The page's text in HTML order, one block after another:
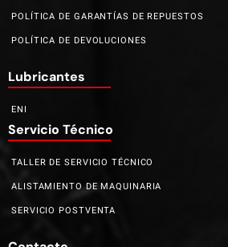
POLÍTICA DE GARANTÍAS DE REPUESTOS
POLÍTICA DE DEVOLUCIONES
Lubricantes
ENI
Servicio Técnico
TALLER DE SERVICIO TÉCNICO
ALISTAMIENTO DE MAQUINARIA
SERVICIO POSTVENTA